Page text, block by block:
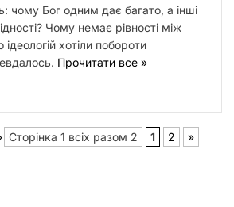
чому Бог одним дає багато, а інші
Чому немає рівності між
хотіли побороти
Прочитати все »
Сторінка 1 всіх разом 2 1 2 »